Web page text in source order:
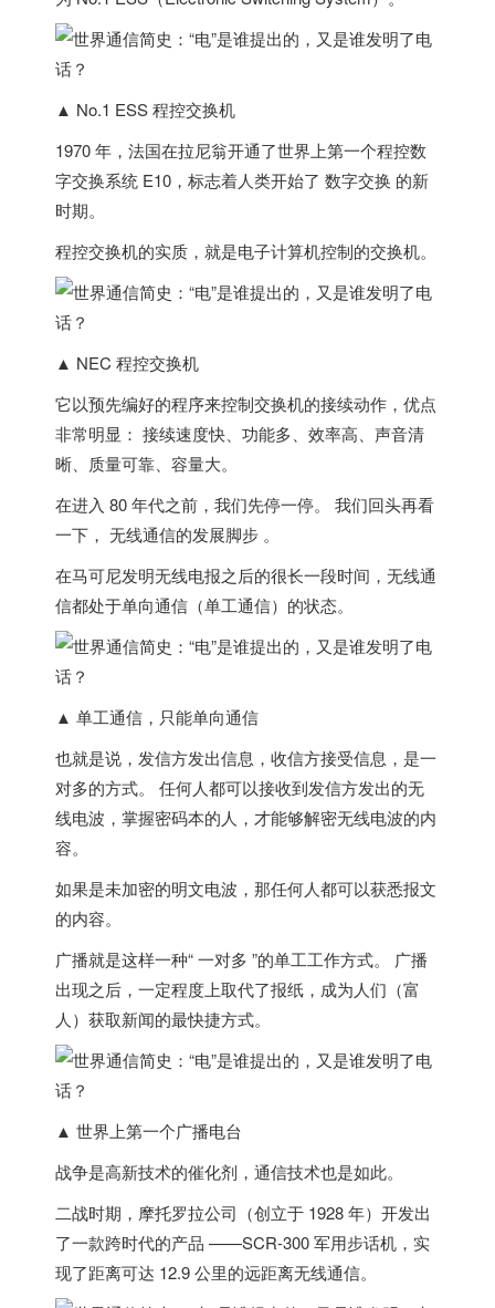
▲ No.1 ESS 程控交换机
1970 年， 法国在拉尼翁开通了世界上第一个程控数
字交换系统 E10，标志着人类开始了 数字交换 的新
时期。
程控交换机的实质，就是电子计算机控制的交换机。
▲ NEC 程控交换机
它以预先编好的程序来控制交换机的接续动作，优点
非常明显： 接续速度快、功能多、效率高、声音清
晰、质量可靠、容量大。
在进入 80 年代之前，我们先停一停。 我们回头再看
一下， 无线通信的发展脚步 。
在马可尼发明无线电报之后的很长一段时间，无线通
信都处于单向通信（单工通信） 的状态。
▲ 单工通信，只能单向通信
也就是说，发信方发出信息，收信方接受信息，是一
对多的方式。 任何人都可以接收到发信方发出的无
线电波，掌握密码本的人，才能够解密无线电波的内
容。
如果是未加密的明文电波，那任何人都可以获悉报文
的内容。
广播就是这样一种“ 一对多 ”的单工工作方式。 广播
出现之后，一定程度上取代了报纸，成为人们（富
人）获取新闻的最快捷方式。
▲ 世界上第一个广播电台
战争是高新技术的催化剂，通信技术也是如此。
二战时期，摩托罗拉公司（创立于 1928 年）开发出
了一款跨时代的产品 ——SCR-300 军用步话机，实
现了距离可达 12.9 公里的远距离无线通信。